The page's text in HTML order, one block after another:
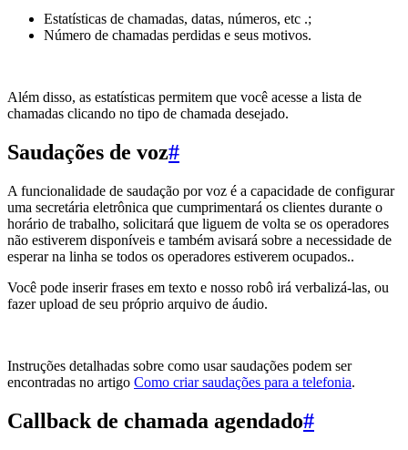
Estatísticas de chamadas, datas, números, etc .;
Número de chamadas perdidas e seus motivos.
Além disso, as estatísticas permitem que você acesse a lista de
chamadas clicando no tipo de chamada desejado.
Saudações de voz#
A funcionalidade de saudação por voz é a capacidade de configurar
uma secretária eletrônica que cumprimentará os clientes durante o
horário de trabalho, solicitará que liguem de volta se os operadores
não estiverem disponíveis e também avisará sobre a necessidade de
esperar na linha se todos os operadores estiverem ocupados..
Você pode inserir frases em texto e nosso robô irá verbalizá-las, ou
fazer upload de seu próprio arquivo de áudio.
Instruções detalhadas sobre como usar saudações podem ser
encontradas no artigo Como criar saudações para a telefonia.
Callback de chamada agendado#